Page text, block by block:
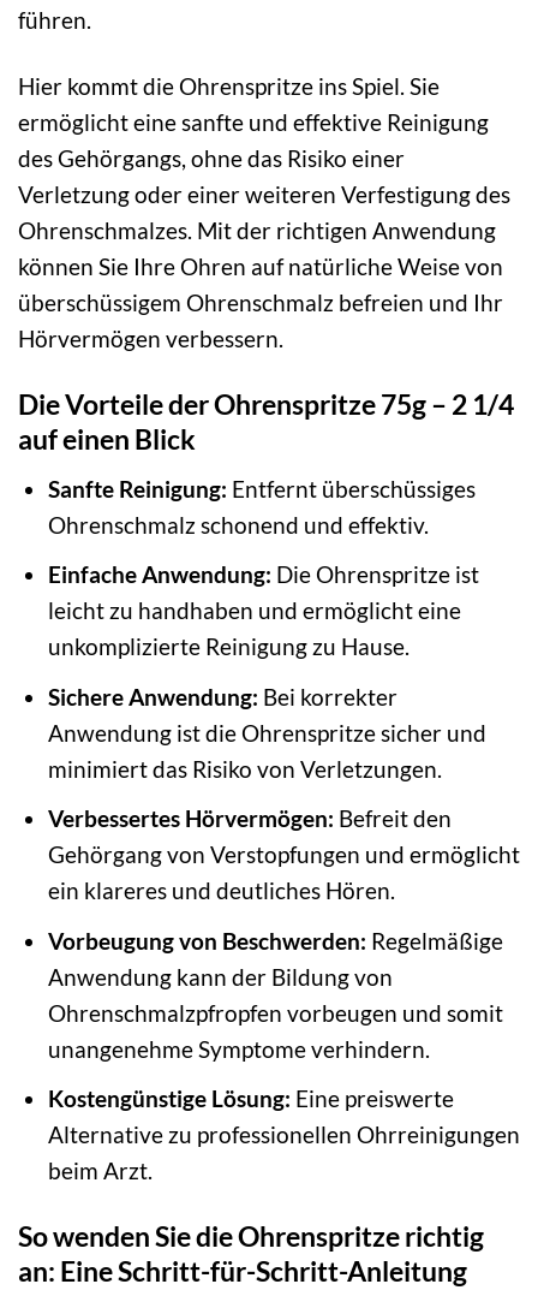
führen.
Hier kommt die Ohrenspritze ins Spiel. Sie
ermöglicht eine sanfte und effektive Reinigung
des Gehörgangs, ohne das Risiko einer
Verletzung oder einer weiteren Verfestigung des
Ohrenschmalzes. Mit der richtigen Anwendung
können Sie Ihre Ohren auf natürliche Weise von
überschüssigem Ohrenschmalz befreien und Ihr
Hörvermögen verbessern.
Die Vorteile der Ohrenspritze 75g – 2 1/4
auf einen Blick
Sanfte Reinigung: Entfernt überschüssiges
Ohrenschmalz schonend und effektiv.
Einfache Anwendung: Die Ohrenspritze ist
leicht zu handhaben und ermöglicht eine
unkomplizierte Reinigung zu Hause.
Sichere Anwendung: Bei korrekter
Anwendung ist die Ohrenspritze sicher und
minimiert das Risiko von Verletzungen.
Verbessertes Hörvermögen: Befreit den
Gehörgang von Verstopfungen und ermöglicht
ein klareres und deutliches Hören.
Vorbeugung von Beschwerden: Regelmäßige
Anwendung kann der Bildung von
Ohrenschmalzpfropfen vorbeugen und somit
unangenehme Symptome verhindern.
Kostengünstige Lösung: Eine preiswerte
Alternative zu professionellen Ohrreinigungen
beim Arzt.
So wenden Sie die Ohrenspritze richtig
an: Eine Schritt-für-Schritt-Anleitung